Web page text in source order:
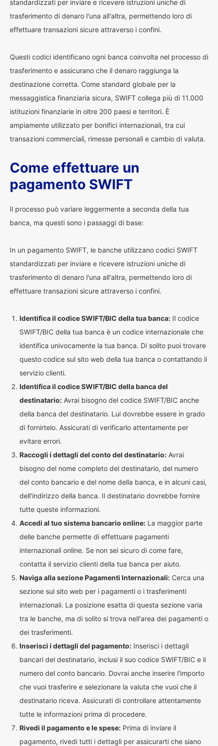
standardizzati per inviare e ricevere istruzioni uniche di
trasferimento di denaro l'una all'altra, permettendo loro di
effettuare transazioni sicure attraverso i confini.
Questi codici identificano ogni banca coinvolta nel processo di
trasferimento e assicurano che il denaro raggiunga la
destinazione corretta. Come standard globale per la
messaggistica finanziaria sicura, SWIFT collega più di 11.000
istituzioni finanziarie in oltre 200 paesi e territori. È
ampiamente utilizzato per bonifici internazionali, tra cui
transazioni commerciali, rimesse personali e cambio di valuta.
Come effettuare un
pagamento SWIFT
Il processo può variare leggermente a seconda della tua
banca, ma questi sono i passaggi di base:
In un pagamento SWIFT, le banche utilizzano codici SWIFT
standardizzati per inviare e ricevere istruzioni uniche di
trasferimento di denaro l'una all'altra, permettendo loro di
effettuare transazioni sicure attraverso i confini.
Identifica il codice SWIFT/BIC della tua banca: Il codice
SWIFT/BIC della tua banca è un codice internazionale che
identifica univocamente la tua banca. Di solito puoi trovare
questo codice sul sito web della tua banca o contattando il
servizio clienti.
Identifica il codice SWIFT/BIC della banca del
destinatario: Avrai bisogno del codice SWIFT/BIC anche
della banca del destinatario. Lui dovrebbe essere in grado
di fornirtelo. Assicurati di verificarlo attentamente per
evitare errori.
Raccogli i dettagli del conto del destinatario: Avrai
bisogno del nome completo del destinatario, del numero
del conto bancario e del nome della banca, e in alcuni casi,
dell'indirizzo della banca. Il destinatario dovrebbe fornire
tutte queste informazioni.
Accedi al tuo sistema bancario online: La maggior parte
delle banche permette di effettuare pagamenti
internazionali online. Se non sei sicuro di come fare,
contatta il servizio clienti della tua banca per aiuto.
Naviga alla sezione Pagamenti Internazionali: Cerca una
sezione sul sito web per i pagamenti o i trasferimenti
internazionali. La posizione esatta di questa sezione varia
tra le banche, ma di solito si trova nell'area dei pagamenti o
dei trasferimenti.
Inserisci i dettagli del pagamento: Inserisci i dettagli
bancari del destinatario, inclusi il suo codice SWIFT/BIC e il
numero del conto bancario. Dovrai anche inserire l'importo
che vuoi trasferire e selezionare la valuta che vuoi che il
destinatario riceva. Assicurati di controllare attentamente
tutte le informazioni prima di procedere.
Rivedi il pagamento e le spese: Prima di inviare il
pagamento, rivedi tutti i dettagli per assicurarti che siano